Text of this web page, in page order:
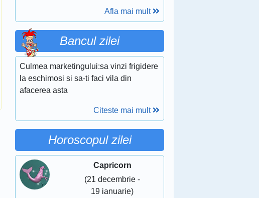
Afla mai mult
Bancul zilei
Culmea marketingului:sa vinzi frigidere
la eschimosi si sa-ti faci vila din
afacerea asta
Citeste mai mult
Horoscopul zilei
Capricorn
(21 decembrie -
19 ianuarie)